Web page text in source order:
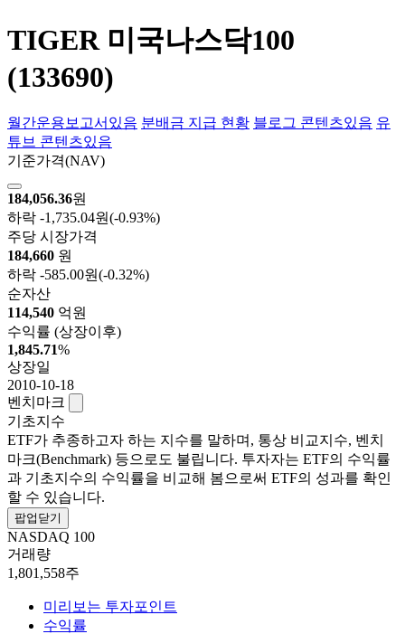
TIGER 미국나스닥100
(133690)
월간운용보고서 있음 분배금 지급 현황 블로그 콘텐츠있음 유
튜브 콘텐츠있음
기준가격(NAV)
184,056.36원
하락 -1,735.04원(-0.93%)
주당 시장가격
184,660 원
하락 -585.00원(-0.32%)
순자산
114,540 억원
수익률 (상장이후)
1,845.71%
상장일
2010-10-18
벤치마크
기초지수
ETF가 추종하고자 하는 지수를 말하며, 통상 비교지수, 벤치
마크(Benchmark) 등으로도 불립니다. 투자자는 ETF의 수익률
과 기초지수의 수익률을 비교해 봄으로써 ETF의 성과를 확인
할 수 있습니다.
팝업닫기
NASDAQ 100
거래량
1,801,558주
미리보는 투자포인트
수익률